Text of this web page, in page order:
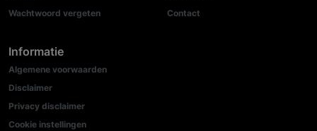
Wachtwoord vergeten
Informatie
Algemene voorwaarden
Disclaimer
Privacy disclaimer
Cookie instellingen
Contact